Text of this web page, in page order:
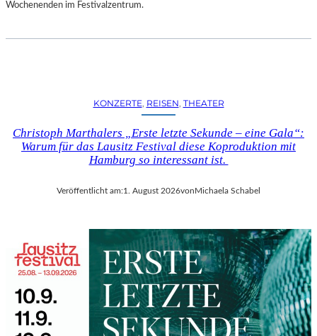
W
S
C
H
N
N
S
T
Ü
H
L
E
Wochenenden im Festivalzentrum.
KONZERTE, REISEN THEATER
Christoph Marthalers „Erste letzte Sekunde – eine Gala“:
Warum für das Lausitz Festival diese Koproduktion mit
Hamburg so interessant ist.
Veröffentlicht am:1. August 2026vonMichaela Schabel